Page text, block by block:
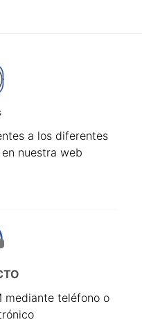
a los diferentes
nuestra web
mediante teléfono o